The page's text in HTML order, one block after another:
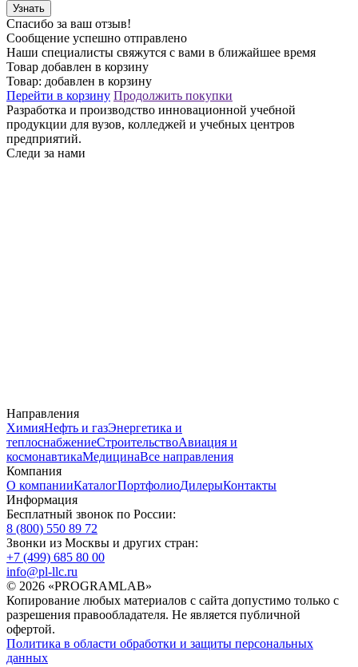
Узнать
Спасибо за ваш отзыв!
Сообщение успешно отправлено
Наши специалисты свяжутся с вами в ближайшее время
Товар добавлен в корзину
Товар: добавлен в корзину
Перейти в корзину Продолжить покупки
Разработка и производство инновационной учебной
продукции для вузов, колледжей и учебных центров
предприятий.
Следи за нами
Направления
ХимияНефть и газЭнергетика и
теплоснабжениеСтроительствоАвиация и
космонавтикаМедицинаВсе направления
Компания
О компанииКаталогПортфолиоДилерыКонтакты
Информация
Бесплатный звонок по России:
8 (800) 550 89 72
Звонки из Москвы и других стран:
+7 (499) 685 80 00
info@pl-llc.ru
© 2026 «PROGRAMLAB»
Копирование любых материалов с сайта допустимо только с
разрешения правообладателя. Не является публичной
офертой.
Политика в области обработки и защиты персональных
данных